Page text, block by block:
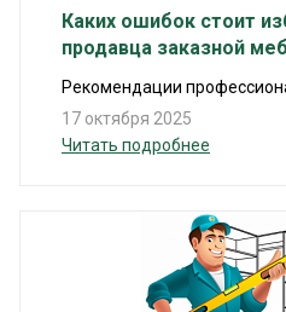
Каких ошибок стоит
продавца заказной
Рекомендации
17 октября 2025
Читать подробнее